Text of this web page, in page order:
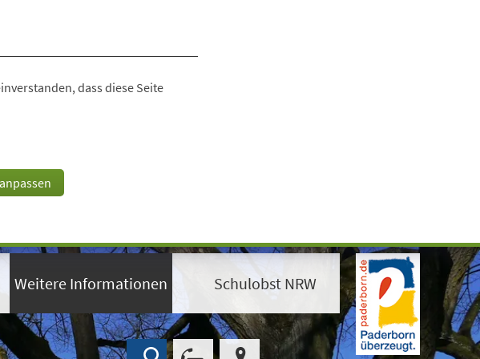
dass diese Seite
Weitere Informationen Schulobst NRW